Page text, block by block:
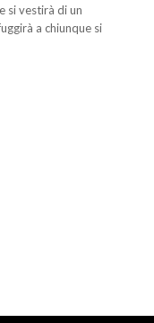
si vestirà di un
a chiunque si